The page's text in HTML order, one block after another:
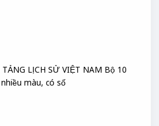
LỊCH SỬ VIỆT NAM Bộ 10
màu, có số